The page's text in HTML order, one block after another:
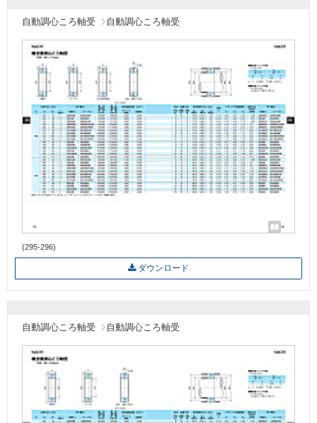
自動調心ころ軸受 自動調心ころ軸受
(295-296)
ダウンロード
自動調心ころ軸受 自動調心ころ軸受